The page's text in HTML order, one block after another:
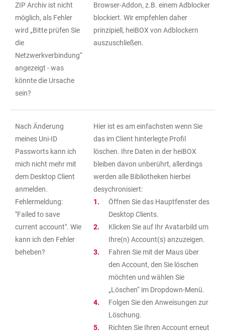
ZIP Archiv ist nicht
möglich, als Fehler
wird „Bitte prüfen Sie
die
Netzwerkverbindung“
angezeigt - was
könnte die Ursache
sein?
Browser-Addon, z.B. einem Adblocker
blockiert. Wir empfehlen daher
prinzipiell, heiBOX von Adblockern
auszuschließen.
Nach Änderung
meines Uni-ID
Passworts kann ich
mich nicht mehr mit
dem Desktop Client
anmelden.
Fehlermeldung:
"Failed to save
current account". Wie
kann ich den Fehler
beheben?
Hier ist es am einfachsten wenn Sie
das im Client hinterlegte Profil
löschen. Ihre Daten in der heiBOX
bleiben davon unberührt, allerdings
werden alle Bibliotheken hierbei
desychronisiert:
Öffnen Sie das Hauptfenster des
Desktop Clients.
Klicken Sie auf Ihr Avatarbild um
Ihre(n) Account(s) anzuzeigen.
Fahren Sie mit der Maus über
den Account, den Sie löschen
möchten und wählen Sie
„Löschen“ im Dropdown-Menü.
Folgen Sie den Anweisungen zur
Löschung.
Richten Sie Ihren Account erneut